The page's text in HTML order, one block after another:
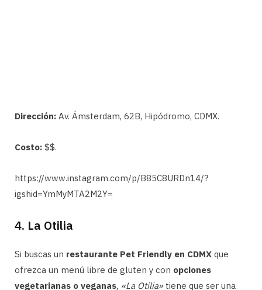
Dirección: Av. Ámsterdam, 62B, Hipódromo, CDMX.
Costo: $$.
https://www.instagram.com/p/B85C8URDn14/?
igshid=YmMyMTA2M2Y=
4. La Otilia
Si buscas un restaurante Pet Friendly en CDMX que
ofrezca un menú libre de gluten y con opciones
vegetarianas o veganas, «La Otilia»tiene que ser una